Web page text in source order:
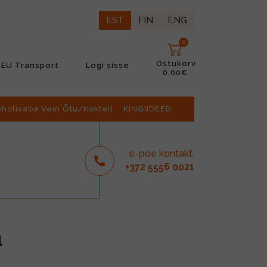
EST FIN ENG
EU Transport Logi sisse
0
Ostukorv
0.00€
Vein Õlu/Kokteil KINGIIDEED
e-poe kontakt:
+372 5556 0021